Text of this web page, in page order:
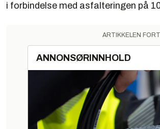
i forbindelse med asfalteringen på
ARTIKKELEN
ANNONSØRINNHOLD